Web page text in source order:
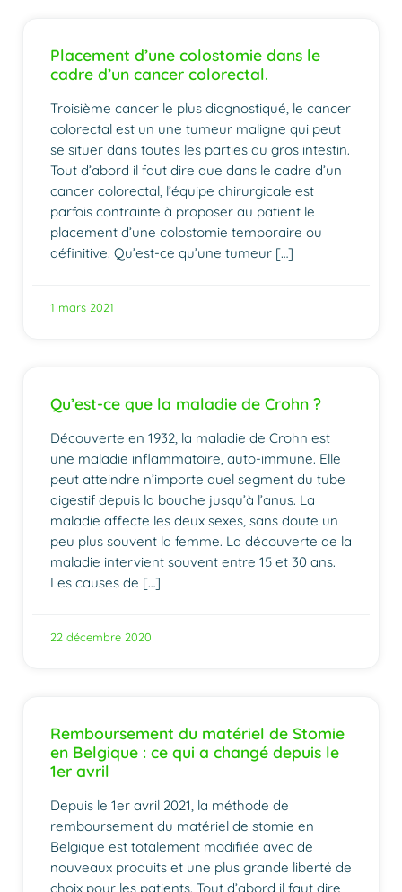
Placement d’une colostomie dans le
cadre d’un cancer colorectal.
Troisième cancer le plus diagnostiqué, le cancer
colorectal est un une tumeur maligne qui peut
se situer dans toutes les parties du gros intestin.
Tout d’abord il faut dire que dans le cadre d’un
cancer colorectal, l’équipe chirurgicale est
parfois contrainte à proposer au patient le
placement d’une colostomie temporaire ou
définitive. Qu’est-ce qu’une tumeur […]
1 mars 2021
Qu’est-ce que la maladie de Crohn ?
Découverte en 1932, la maladie de Crohn est
une maladie inflammatoire, auto-immune. Elle
peut atteindre n’importe quel segment du tube
digestif depuis la bouche jusqu’à l’anus. La
maladie affecte les deux sexes, sans doute un
peu plus souvent la femme. La découverte de la
maladie intervient souvent entre 15 et 30 ans.
Les causes de […]
22 décembre 2020
Remboursement du matériel de Stomie
en Belgique : ce qui a changé depuis le
1er avril
Depuis le 1er avril 2021, la méthode de
remboursement du matériel de stomie en
Belgique est totalement modifiée avec de
nouveaux produits et une plus grande liberté de
choix pour les patients. Tout d’abord il faut dire